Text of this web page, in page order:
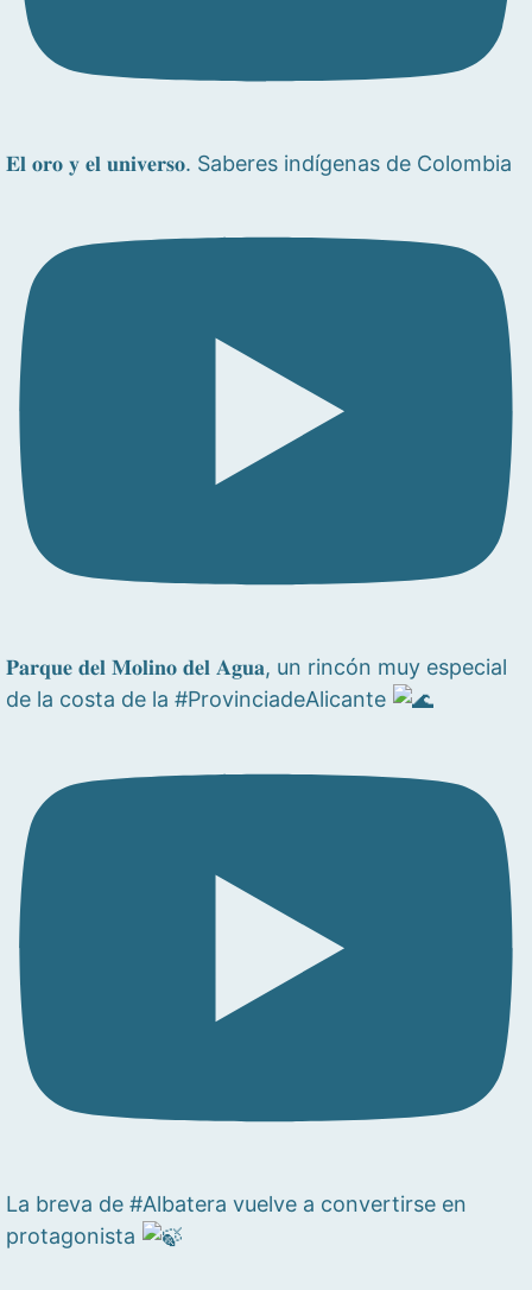
𝐄𝐥 𝐨𝐫𝐨 𝐲 𝐞𝐥 𝐮𝐧𝐢𝐯𝐞𝐫𝐬𝐨. Saberes indígenas de Colombia
𝐏𝐚𝐫𝐪𝐮𝐞 𝐝𝐞𝐥 𝐌𝐨𝐥𝐢𝐧𝐨 𝐝𝐞𝐥 𝐀𝐠𝐮𝐚, un rincón muy especial
de la costa de la #ProvinciadeAlicante
La breva de #Albatera vuelve a convertirse en
protagonista